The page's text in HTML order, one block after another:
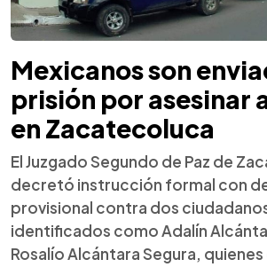
Mexicanos son
prisión por asesinar
en Zacatecoluca
El Juzgado Segundo de Paz de
decretó instrucción formal con
provisional contra dos
identificados como Adalín
Rosalío Alcántara Segura,